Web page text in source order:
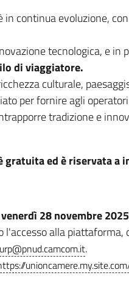
in continua evoluzione,
tecnologica, e
di viaggiatore.
culturale,
per fornire agli
tradizione e
gratuita ed è riservata
28 novembre
alla piattaforma,
urp@pnud.camcom.it.